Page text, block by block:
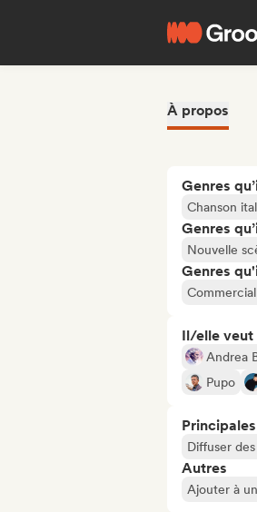
À propos
Genres
Chanson
Genres
Nouvelle
Genres
Il/elle veut
Andrea
Pupo
Diffuser
Autres
Ajouter à